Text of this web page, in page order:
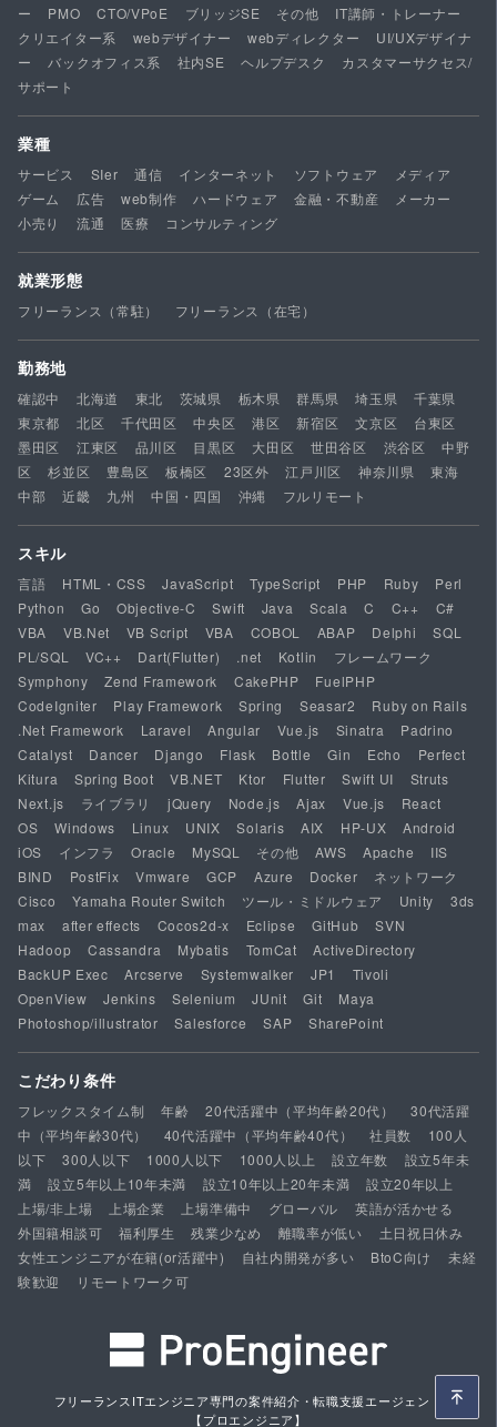
ー
PMO CTO/VPoE ブリッジSE その他
IT講師・トレーナー
クリエイター系
webデザイナー webディレクター
UI/UXデザイナ
ー
バックオフィス系 社内SE ヘルプデスク
カスタマーサクセス/
サポート
業種
サービス SIer 通信 インターネット ソフトウェア
メディア
ゲーム
広告 web制作 ハードウェア 金融・不動産
メーカー
小売り
流通 医療 コンサルティング
就業形態
フリーランス（常駐） フリーランス（在宅）
勤務地
確認中 北海道 東北 茨城県 栃木県 群馬県 埼玉県
千葉県
東京都
北区 千代田区 中央区 港区 新宿区 文京区
台東区
墨田区
江東区 品川区 目黒区 大田区 世田谷区 渋谷区
中野
区
杉並区 豊島区 板橋区 23区外 江戸川区 神奈川県
東海
中部
近畿 九州 中国・四国 沖縄 フルリモート
スキル
言語 HTML・CSS JavaScript TypeScript PHP Ruby
Perl
Python
Go Objective-C Swift Java Scala C C++
C#
VBA
VB.Net VB Script VBA COBOL ABAP Delphi
SQL
PL/SQL
VC++ Dart(Flutter) .net Kotlin
フレームワーク
Symphony
Zend Framework CakePHP
FuelPHP
CodeIgniter
Play Framework Spring Seasar2
Ruby on Rails
.Net Framework
Laravel Angular Vue.js Sinatra
Padrino
Catalyst
Dancer Django Flask Bottle Gin Echo
Perfect
Kitura
Spring Boot VB.NET Ktor Flutter Swift UI
Struts
Next.js
ライブラリ jQuery Node.js Ajax Vue.js
React
OS
Windows Linux UNIX Solaris AIX HP-UX
Android
iOS
インフラ Oracle MySQL その他 AWS Apache
IIS
BIND
PostFix Vmware GCP Azure Docker
ネットワーク
Cisco
Yamaha Router Switch ツール・ミドルウェア Unity
3ds
max
after effects Cocos2d-x Eclipse GitHub
SVN
Hadoop
Cassandra Mybatis TomCat
ActiveDirectory
BackUP Exec
Arcserve Systemwalker JP1
Tivoli
OpenView
Jenkins Selenium JUnit Git
Maya
Photoshop/illustrator
Salesforce SAP SharePoint
こだわり条件
フレックスタイム制 年齢 20代活躍中（平均年齢20代）
30代活躍
中（平均年齢30代）
40代活躍中（平均年齢40代） 社員数
100人
以下
300人以下 1000人以下 1000人以上 設立年数
設立5年未
満
設立5年以上10年未満 設立10年以上20年未満
設立20年以上
上場/非上場
上場企業 上場準備中 グローバル
英語が活かせる
外国籍相談可
福利厚生 残業少なめ 離職率が低い
土日祝日休み
女性エンジニアが在籍(or活躍中)
自社内開発が多い BtoC向け
未経
験歓迎
リモートワーク可
フリーランスITエンジニア専門の案件紹介・転職支援エージェント
【プロエンジニア】